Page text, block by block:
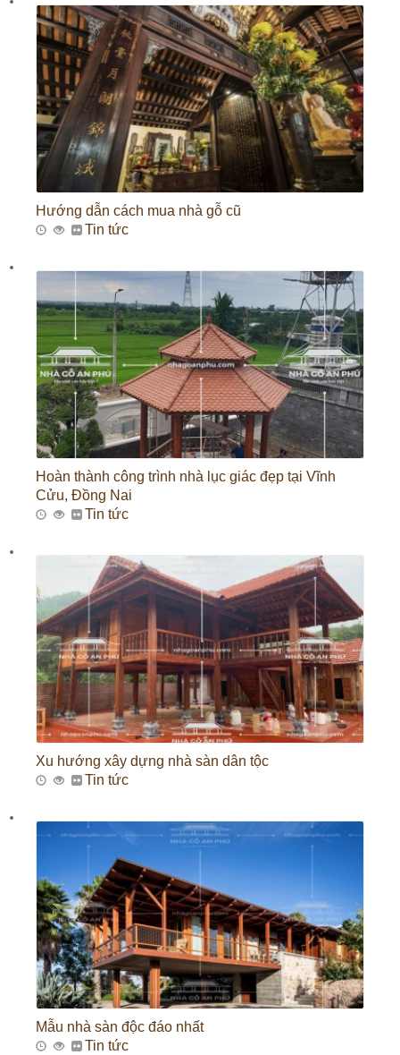
Hướng dẫn cách mua nhà gỗ cũ
Tin tức
Hoàn thành công trình nhà lục giác đẹp tại Vĩnh
Cửu, Đồng Nai
Tin tức
Xu hướng xây dựng nhà sàn dân tộc
Tin tức
Mẫu nhà sàn độc đáo nhất
Tin tức